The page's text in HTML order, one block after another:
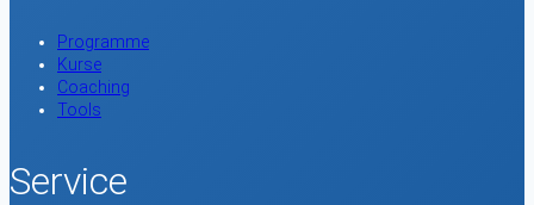
Programme
Kurse
Coaching
Tools
Service